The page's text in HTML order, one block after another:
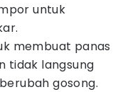
untuk
membuat panas
tidak langsung
gosong.